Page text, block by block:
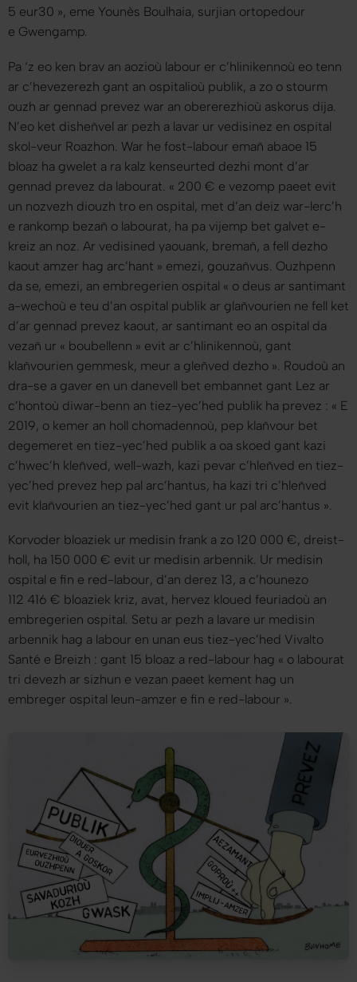
5 eur30 », eme Younès Boulhaia, surjian ortopedour
e Gwengamp.
Pa ‘z eo ken brav an aozioù labour er c’hlinikennoù eo tenn
ar c’hevezerezh gant an ospitalioù publik, a zo o stourm
ouzh ar gennad prevez war an obererezhioù askorus dija.
N’eo ket disheñvel ar pezh a lavar ur vedisinez en ospital
skol-veur Roazhon. War he fost-labour emañ abaoe 15
bloaz ha gwelet a ra kalz kenseurted dezhi mont d’ar
gennad prevez da labourat. « 200 € e vezomp paeet evit
un nozvezh diouzh tro en ospital, met d’an deiz war-lerc’h
e rankomp bezañ o labourat, ha pa vijemp bet galvet e-
kreiz an noz. Ar vedisined yaouank, bremañ, a fell dezho
kaout amzer hag arc’hant » emezi, gouzañvus. Ouzhpenn
da se, emezi, an embregerien ospital « o deus ar santimant
a-wechoù e teu d’an ospital publik ar glañvourien ne fell ket
d’ar gennad prevez kaout, ar santimant eo an ospital da
vezañ ur « boubellenn » evit ar c’hlinikennoù, gant
klañvourien gemmesk, meur a gleñved dezho». Roudoù an
dra-se a gaver en un danevell bet embannet gant Lez ar
c’hontoù diwar-benn an tiez-yec’hed publik ha prevez : « E
2019, o kemer an holl chomadennoù, pep klañvour bet
degemeret en tiez-yec’hed publik a oa skoed gant kazi
c’hwec’h kleñved, well-wazh, kazi pevar c’hleñved en tiez-
yec’hed prevez hep pal arc’hantus, ha kazi tri c’hleñved
evit klañvourien an tiez-yec’hed gant ur pal arc’hantus ».
Korvoder bloaziek ur medisin frank a zo 120 000 €, dreist-
holl, ha 150 000 € evit ur medisin arbennik. Ur medisin
ospital e fin e red-labour, d’an derez 13, a c’hounezo
112 416 € bloaziek kriz, avat, hervez kloued feuriadoù an
embregerien ospital. Setu ar pezh a lavare ur medisin
arbennik hag a labour en unan eus tiez-yec’hed Vivalto
Santé e Breizh : gant 15 bloaz a red-labour hag « o labourat
tri devezh ar sizhun e vezan paeet kement hag un
embreger ospital leun-amzer e fin e red-labour ».